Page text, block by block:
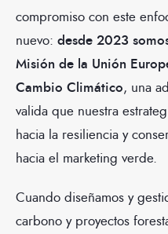
compromiso con este
nuevo: desde 2023
Misión de la Unión
Cambio Climático, una
valida que nuestra
hacia la resiliencia y
hacia el marketing verde.
Cuando diseñamos y
carbono y proyectos